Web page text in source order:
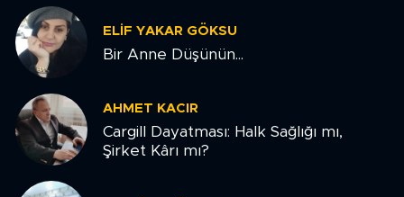
ELIF YAKAR GÖKSU
Bir Anne Düşünün...
AHMET KACIR
Cargill Dayatması: Halk Sağlığı mı,
Şirket Kârı mı?